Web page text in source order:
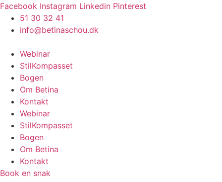
Videre
indhold
Facebook Instagram Linkedin Pinterest
51 30 32 41
info@betinaschou.dk
Webinar
StilKompasset
Bogen
Om Betina
Kontakt
Webinar
StilKompasset
Bogen
Om Betina
Kontakt
Book en snak